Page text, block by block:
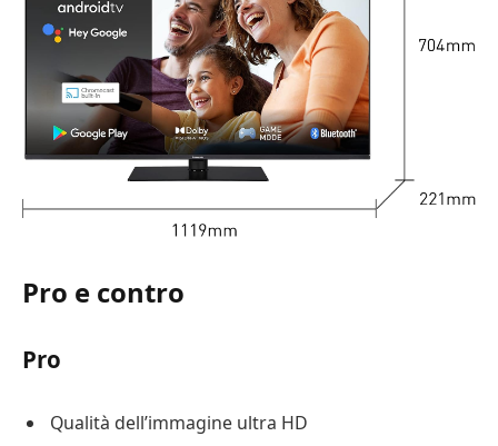
Pro e contro
Pro
Qualità dell’immagine ultra HD